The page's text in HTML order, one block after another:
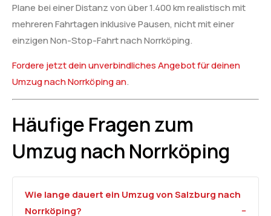
Plane bei einer Distanz von über 1.400 km realistisch mit
mehreren Fahrtagen inklusive Pausen, nicht mit einer
einzigen Non-Stop-Fahrt nach Norrköping.
Fordere jetzt dein unverbindliches Angebot für deinen
Umzug nach Norrköping an.
Häufige Fragen zum
Umzug nach Norrköping
Wie lange dauert ein Umzug von Salzburg nach
Norrköping?